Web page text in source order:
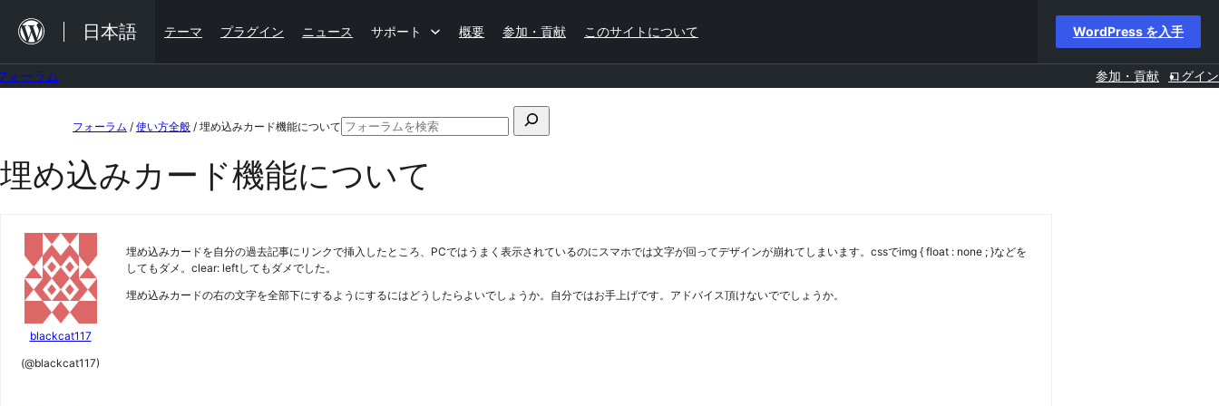
を
プ
日本語 テーマ プラグイン ニュース サポート 概要 参加・貢献 このサイトについて WordPress を入手
ォーラム 参加・貢献 ログイン
テ
フォーラム / 使い方全般 / 埋め込みカード機能について検
対
フ
索
埋め込みカード機能について
blackcat117
(@blackcat117)
埋め込みカードを自分の過去記事にリンクで挿入したところ、PCではうまく表示されているのにスマホでは文字が回ってデザインが崩れてしまいます。cssでimg { float : none ; }などを
してもダメ。clear: leftしてもダメでした。
埋め込みカードの右の文字を全部下にするようにするにはどうしたらよいでしょうか。自分ではお手上げです。アドバイス頂けないででしょうか。